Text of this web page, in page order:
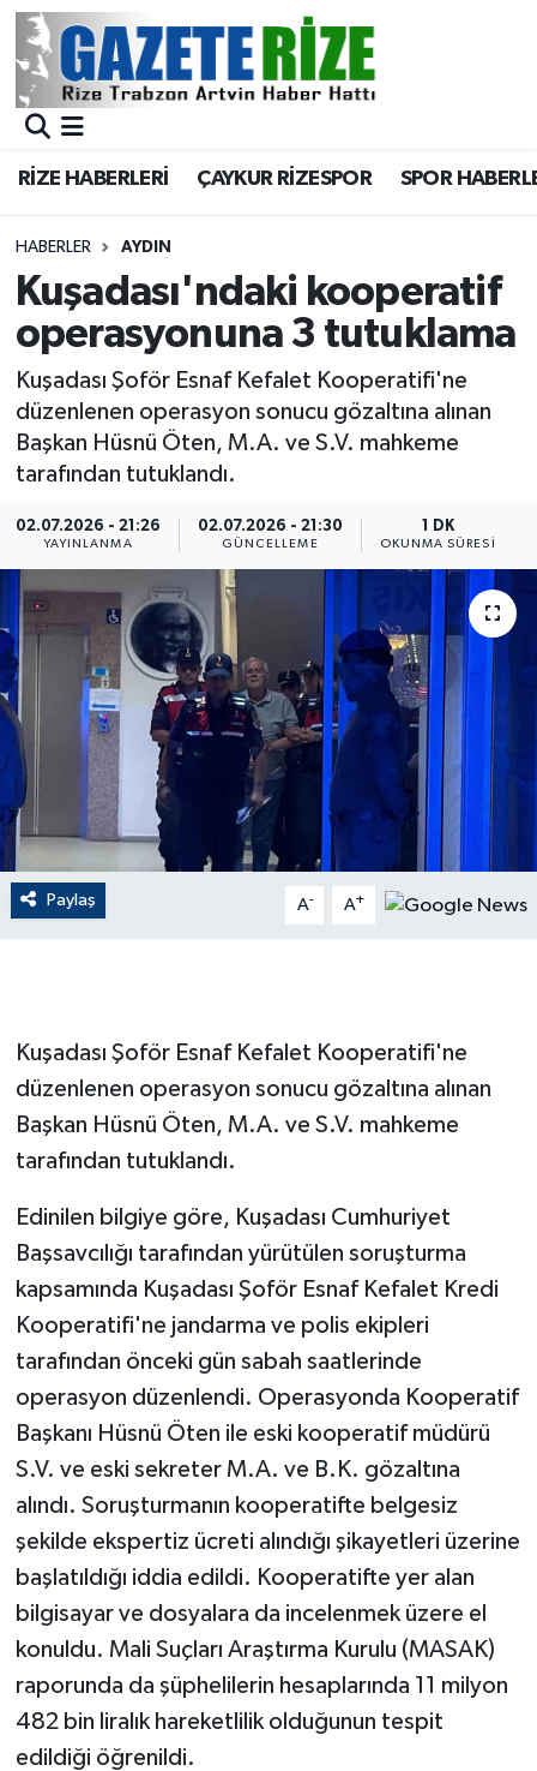
RİZE HABERLERİ ÇAYKUR RİZESPOR SPOR
HABERLER AYDIN
Kuşadası'ndaki kooperatif
operasyonuna 3 tutuklama
Kuşadası Şoför Esnaf Kefalet Kooperatifi'ne
düzenlenen operasyon sonucu gözaltına alınan
Başkan Hüsnü Öten, M.A. ve S.V. mahkeme
tarafından tutuklandı.
02.07.2026 - 21:26
YAYINLANMA
02.07.2026 - 21:30
GÜNCELLEME
1 DK
OKUNMA SÜRESI
Paylaş A- A+
Kuşadası Şoför Esnaf Kefalet Kooperatifi'ne
düzenlenen operasyon sonucu gözaltına alınan
Başkan Hüsnü Öten, M.A. ve S.V. mahkeme
tarafından tutuklandı.
Edinilen bilgiye göre, Kuşadası Cumhuriyet
Başsavcılığı tarafından yürütülen soruşturma
kapsamında Kuşadası Şoför Esnaf Kefalet Kredi
Kooperatifi'ne jandarma ve polis ekipleri
tarafından önceki gün sabah saatlerinde
operasyon düzenlendi. Operasyonda Kooperatif
Başkanı Hüsnü Öten ile eski kooperatif müdürü
S.V. ve eski sekreter M.A. ve B.K. gözaltına
alındı. Soruşturmanın kooperatifte belgesiz
şekilde ekspertiz ücreti alındığı şikayetleri üzerine
başlatıldığı iddia edildi. Kooperatifte yer alan
bilgisayar ve dosyalara da incelenmek üzere el
konuldu. Mali Suçları Araştırma Kurulu (MASAK)
raporunda da şüphelilerin hesaplarında 11 milyon
482 bin liralık hareketlilik olduğunun tespit
edildiği öğrenildi.
BÖLGEMİZ
Asayiş
Rize Jandarma Komutanlığı
Bilim Teknoloji
Bölge
Advertising news
Canlı Maç
Dış Haberler
Dünya
EĞİTİM
EKONOMİ
English News
Gayrimenkul
GENEL
Güvenlik
HABERDE İNSAN
İş Dünyası
Jandarma
KÜLTÜR SANAT
MAGAZİN
Otomobil
Merkez Nöbetçi Eczaneler
Merkez Trafik Yoğunluk Haritası
Süper Lig Puan Durumu ve Fikstür
Tüm Manşetler
Son Dakika Haberleri